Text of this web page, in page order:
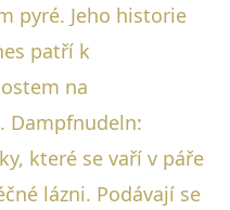
pyré. Jeho historie
patří k
na
Dampfnudeln:
které se vaří v páře
lázni. Podávají se